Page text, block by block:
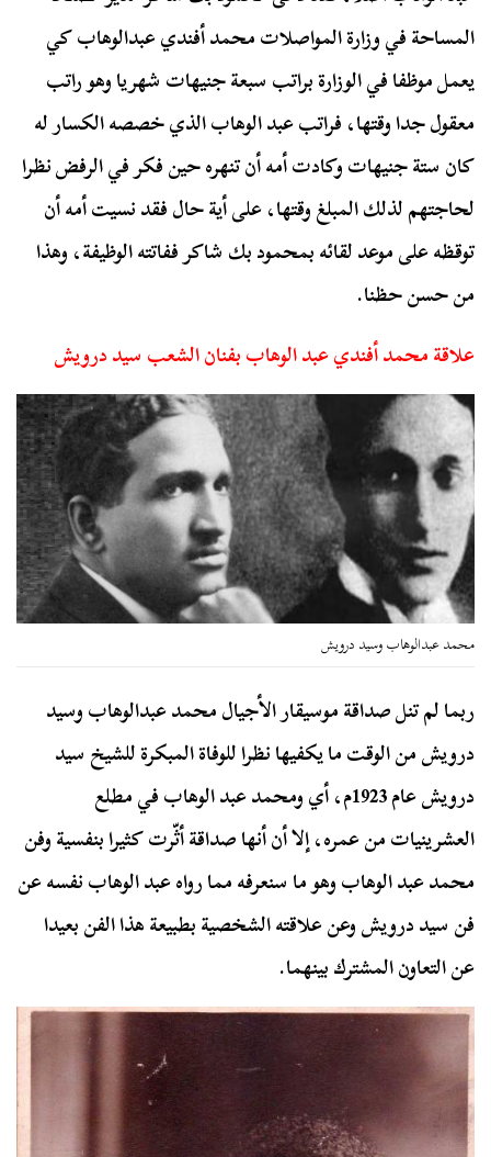
المساحة في وزارة المواصلات محمد أفندي عبدالوهاب كي
يعمل موظفا في الوزارة براتب سبعة جنيهات شهريا وهو راتب
معقول جدا وقتها، فراتب عبد الوهاب الذي خصصه الكسار له
كان ستة جنيهات وكادت أمه أن تنهره حين فكر في الرفض نظرا
لحاجتهم لذلك المبلغ وقتها، على أية حال فقد نسيت أمه أن
توقظه على موعد لقائه بمحمود بك شاكر ففاتته الوظيفة، وهذا
من حسن حظنا.
علاقة محمد أفندي عبد الوهاب بفنان الشعب سيد درويش
محمد عبدالوهاب وسيد درويش
ربما لم تنل صداقة موسيقار الأجيال محمد عبدالوهاب وسيد
درويش من الوقت ما يكفيها نظرا للوفاة المبكرة للشيخ سيد
درويش عام 1923م، أي ومحمد عبد الوهاب في مطلع
العشرينيات من عمره، إلا أن أنها صداقة أثّرت كثيرا بنفسية وفن
محمد عبد الوهاب وهو ما سنعرفه مما رواه عبد الوهاب نفسه عن
فن سيد درويش وعن علاقته الشخصية بطبيعة هذا الفن بعيدا
عن التعاون المشترك بينهما.